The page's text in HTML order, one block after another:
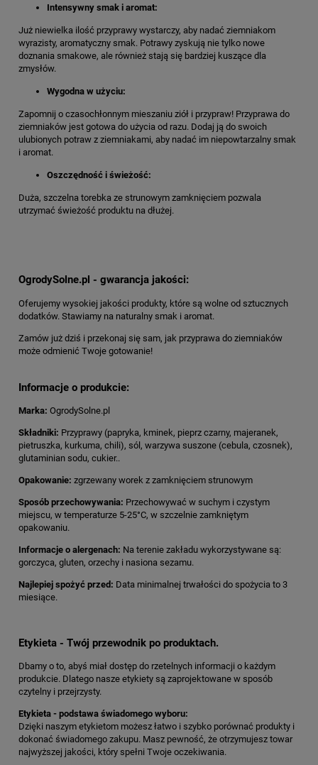
Intensywny smak i aromat:
Już niewielka ilość przyprawy wystarczy, aby nadać ziemniakom
wyrazisty, aromatyczny smak. Potrawy zyskują nie tylko nowe
doznania smakowe, ale również stają się bardziej kuszące dla
zmysłów.
Wygodna w użyciu:
Zapomnij o czasochłonnym mieszaniu ziół i przypraw! Przyprawa do
ziemniaków jest gotowa do użycia od razu. Dodaj ją do swoich
ulubionych potraw z ziemniakami, aby nadać im niepowtarzalny smak
i aromat.
Oszczędność i świeżość:
Duża, szczelna torebka ze strunowym zamknięciem pozwala
utrzymać świeżość produktu na dłużej.
OgrodySolne.pl - gwarancja jakości:
Oferujemy wysokiej jakości produkty, które są wolne od sztucznych
dodatków. Stawiamy na naturalny smak i aromat.
Zamów już dziś i przekonaj się sam, jak przyprawa do ziemniaków
może odmienić Twoje gotowanie!
Informacje o produkcie:
Marka: OgrodySolne.pl
Składniki: Przyprawy (papryka, kminek, pieprz czarny, majeranek,
pietruszka, kurkuma, chili), sól, warzywa suszone (cebula, czosnek),
glutaminian sodu, cukier..
Opakowanie: zgrzewany worek z zamknięciem strunowym
Sposób przechowywania: Przechowywać w suchym i czystym
miejscu, w temperaturze 5-25°C, w szczelnie zamkniętym
opakowaniu.
Informacje o alergenach: Na terenie zakładu wykorzystywane są:
gorczyca, gluten, orzechy i nasiona sezamu.
Najlepiej spożyć przed: Data minimalnej trwałości do spożycia to 3
miesiące.
Etykieta - Twój przewodnik po produktach.
Dbamy o to, abyś miał dostęp do rzetelnych informacji o każdym
produkcie. Dlatego nasze etykiety są zaprojektowane w sposób
czytelny i przejrzysty.
Etykieta - podstawa świadomego wyboru:
Dzięki naszym etykietom możesz łatwo i szybko porównać produkty i
dokonać świadomego zakupu. Masz pewność, że otrzymujesz towar
najwyższej jakości, który spełni Twoje oczekiwania.